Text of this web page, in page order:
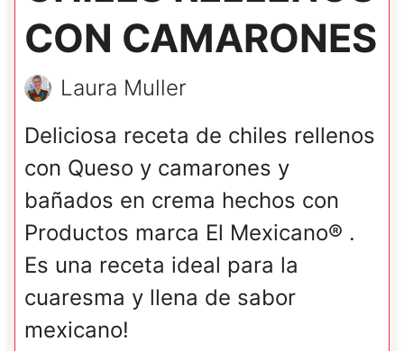
CON CAMARONES
Laura Muller
Deliciosa receta de chiles rellenos
con Queso y camarones y
bañados en crema hechos con
Productos marca El Mexicano® .
Es una receta ideal para la
cuaresma y llena de sabor
mexicano!